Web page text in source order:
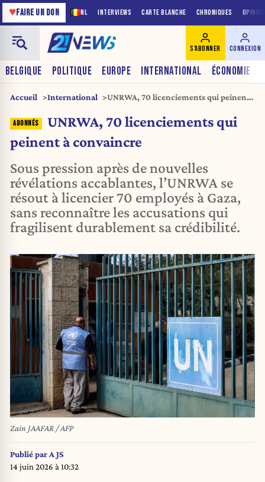
NL INTERVIEWS CARTE BLANCHE CHRONIQUES
♥FAIRE UN DON
BELGIQUE POLITIQUE EUROPE INTERNATIONAL ÉCONOMIE
S'ABONNER CONNEXION
Accueil International
UNRWA, 70 licenciements qui peinent
UNRWA, 70 licenciements qui
peinent à convaincre
Sous pression après de nouvelles
révélations accablantes, l’UNRWA se
résout à licencier 70 employés à Gaza,
sans reconnaître les accusations qui
fragilisent durablement sa crédibilité.
Zain JAAFAR / AFP
Publié par A JS
14 juin 2026 à 10:32